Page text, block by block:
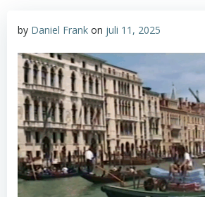
by Daniel Frank on juli 11, 2025